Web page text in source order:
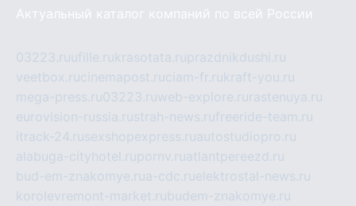
Актуальный каталог компаний по всей России
03223.ruufille.rukrasotata.ruprazdnikdushi.ru
veetbox.rucinemapost.ruciam-fr.rukraft-you.ru
mega-press.ru03223.ruweb-explore.ru rastenuya.ru
eurovision-russia.rustrah-news.rufreeride-team.ru
itrack-24.rusexshopexpress.ruautostudiopro.ru
alabuga-cityhotel.rupornv.ruatlantpereezd.ru
bud-em-znakomye.rua-cdc.ruelektrostal-news.ru
korolevremont-market.rubudem-znakomye.ru